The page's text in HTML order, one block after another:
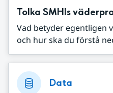
Tolka SMHIs
Vad betyder egentligen
och hur ska du förstå
Data